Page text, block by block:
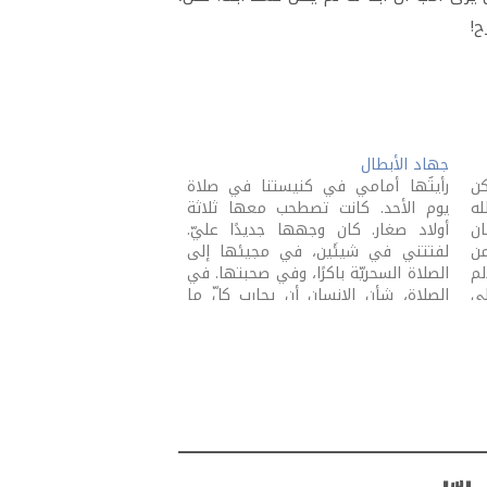
جهاد الأبطال
رأيتُها أمامي في كنيستنا في صلاة
يوم الأحد. كانت تصطحب معها ثلاثة
أولاد صغار. كان وجهها جديدًا عليّ.
لفتتني في شيئَين، في مجيئها إلى
الصلاة السحريّة باكرًا، وفي صحبتها. في
الصلاة، شأن الإنسان أن يحارب كلّ ما